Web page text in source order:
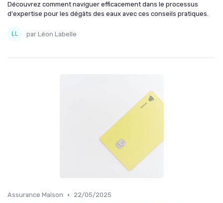
Découvrez comment naviguer efficacement dans le processus
d'expertise pour les dégâts des eaux avec ces conseils pratiques.
par Léon Labelle
Assurance Maison • 22/05/2025